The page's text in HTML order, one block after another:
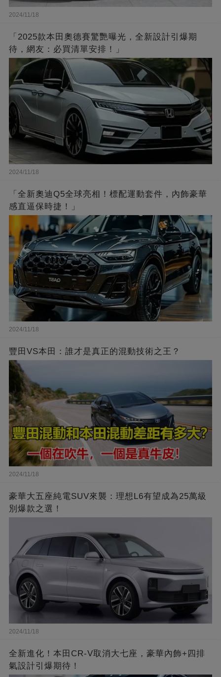
2024/11/18
「2025款本田奧德賽驚艷曝光，全新設計引爆期
待，網友：必買清單安排！」
2024/11/18
「全新奧迪Q5全球亮相！標配運動套件，內飾豪華
感直逼保時捷！」
2024/11/18
豐田VS本田：誰才是真正的混動技術之王？
2024/11/18
豪華大五座純電SUV來襲：理想L6有望成為25萬級
別爆款之選！
2024/11/18
全新進化！本田CR-V取消大七座，豪華內飾+四排
氣設計引爆期待！